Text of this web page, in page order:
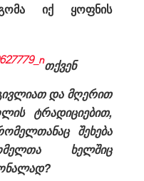
იქ ყოფნის
თქვენ
და მღერით
ტრადიციებით,
შეხება
ხელშიც